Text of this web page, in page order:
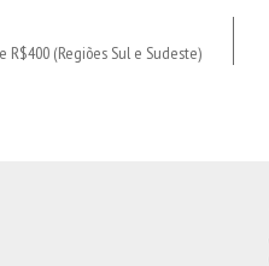
R$400 (Regiões Sul e Sudeste)